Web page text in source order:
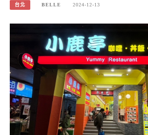
台北 BELLE 2024-12-13